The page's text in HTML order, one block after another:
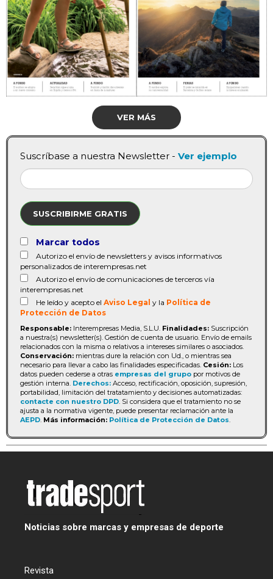
VER MÁS
Suscríbase a nuestra Newsletter - Ver ejemplo
SUSCRIBIRME GRATIS
Marcar todos
Autorizo el envío de newsletters y avisos informativos
personalizados de interempresas.net
Autorizo el envío de comunicaciones de terceros vía
interempresas.net
He leído y acepto el Aviso Legal y la Política de
Protección de Datos
Responsable: Interempresas Media, S.L.U. Finalidades: Suscripción
a nuestra(s) newsletter(s). Gestión de cuenta de usuario. Envío de emails
relacionados con la misma o relativos a intereses similares o asociados.
Conservación: mientras dure la relación con Ud., o mientras sea
necesario para llevar a cabo las finalidades especificadas. Cesión: Los
datos pueden cederse a otras empresas del grupo por motivos de
gestión interna. Derechos: Acceso, rectificación, oposición, supresión,
portabilidad, limitación del tratatamiento y decisiones automatizadas:
contacte con nuestro DPD. Si considera que el tratamiento no se
ajusta a la normativa vigente, puede presentar reclamación ante la
AEPD. Más información: Política de Protección de Datos.
Noticias sobre marcas y empresas de deporte
Revista